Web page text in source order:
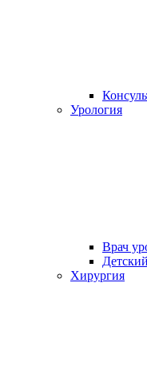
Урология
Врач
Хирургия